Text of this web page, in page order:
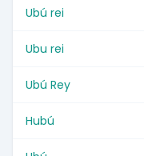
Ubú rei
Ubu rei
Ubú Rey
Hubú